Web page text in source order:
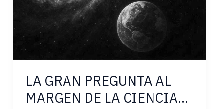
LA GRAN PREGUNTA AL
MARGEN DE LA CIENCIA…